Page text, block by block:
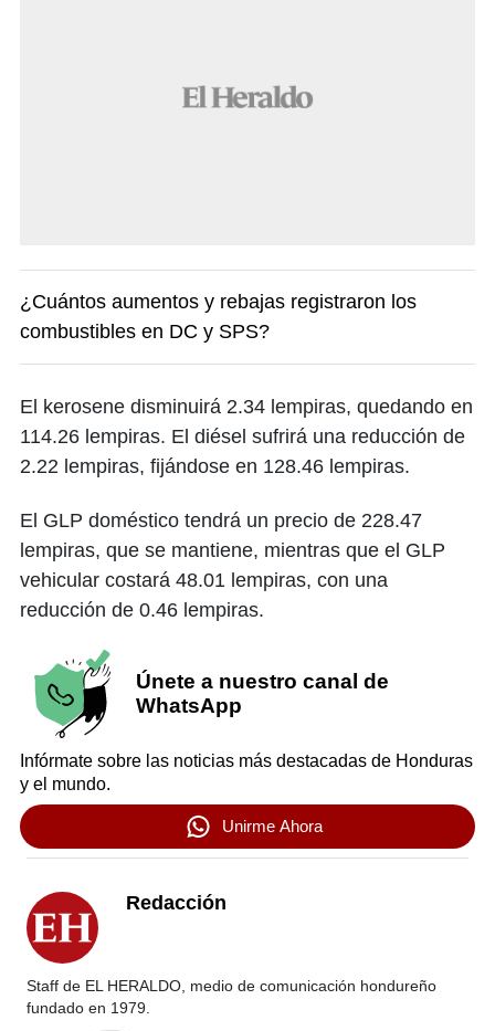
¿Cuántos aumentos y rebajas registraron los
combustibles en DC y SPS?
El kerosene disminuirá 2.34 lempiras, quedando en
114.26 lempiras. El diésel sufrirá una reducción de
2.22 lempiras, fijándose en 128.46 lempiras.
El GLP doméstico tendrá un precio de 228.47
lempiras, que se mantiene, mientras que el GLP
vehicular costará 48.01 lempiras, con una
reducción de 0.46 lempiras.
Únete a nuestro canal de
WhatsApp
Infórmate sobre las noticias más destacadas de Honduras
y el mundo.
Unirme Ahora
Redacción
Staff de EL HERALDO, medio de comunicación hondureño
fundado en 1979.